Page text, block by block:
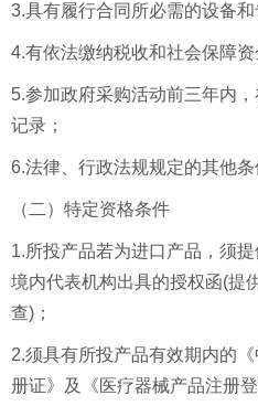
3.具有履行合同所必需的设备和
4.有依法缴纳税收和社会保障资
5.参加政府采购活动前三年内
记录；
6.法律、行政法规规定的其他条
（二）特定资格条件
1.所投产品若为进口产品，须
境内代表机构出具的授权函(提
查)；
2.须具有所投产品有效期内的
册证》及《医疗器械产品注册登